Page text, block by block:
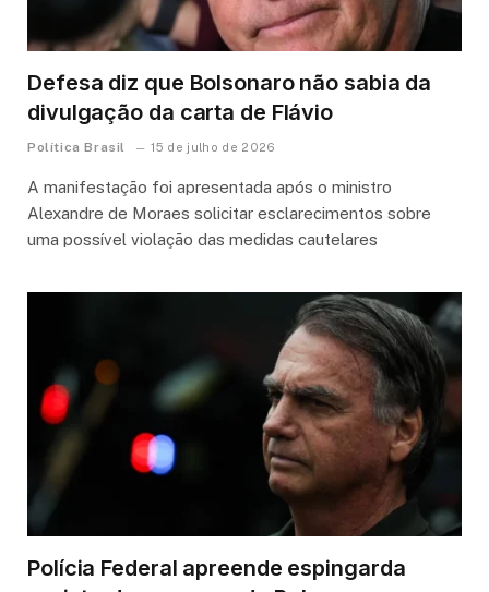
Defesa diz que Bolsonaro não sabia da
divulgação da carta de Flávio
Política Brasil 15 de julho de 2026
A manifestação foi apresentada após o ministro
Alexandre de Moraes solicitar esclarecimentos sobre
uma possível violação das medidas cautelares
Polícia Federal apreende espingarda